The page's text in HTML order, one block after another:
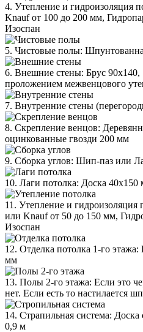
4. Утепление и гидроизоляция
Knauf от 100 до 200 мм,
Изоспан
5. Чистовые полы:
6. Внешние стены: Брус 90х140,
проложением межвенцового
7. Внутренние стены
8. Скрепление венцов:
оцинкованные гвозди 200 мм
9. Сборка углов: Шип-паз или
10. Лаги потолка: Доска 40х150
11. Утепление и гидроизоляция
или Knauf от 50 до 150 мм,
Изоспан
12. Отделка потолка 1-го
мм
13. Полы 2-го этажа: Если это
нет. Если есть то настилается
14. Страпильная система:
0,9 м